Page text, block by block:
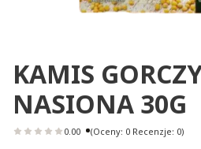
KAMIS
NASIONA 30G
0.00 (Oceny: 0 Recenzje: 0)